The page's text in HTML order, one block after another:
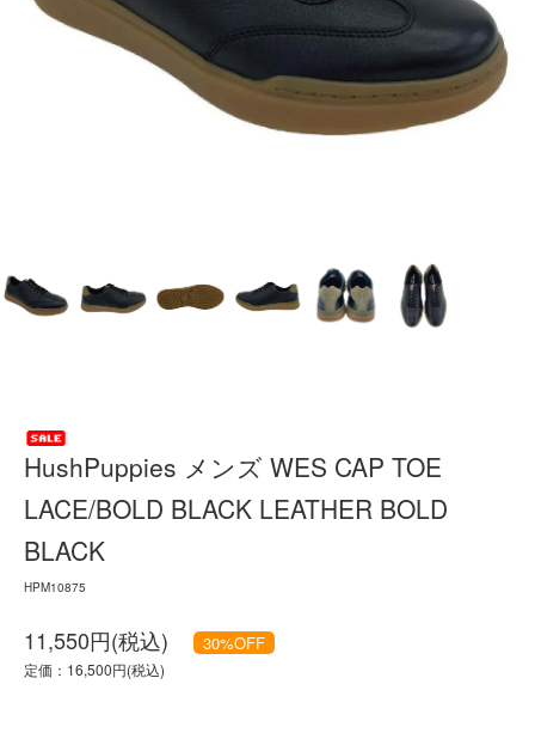
HushPuppies メンズ WES CAP TOE
LACE/BOLD BLACK LEATHER BOLD
BLACK
HPM10875
11,550円(税込) 30%OFF
定価：16,500円(税込)